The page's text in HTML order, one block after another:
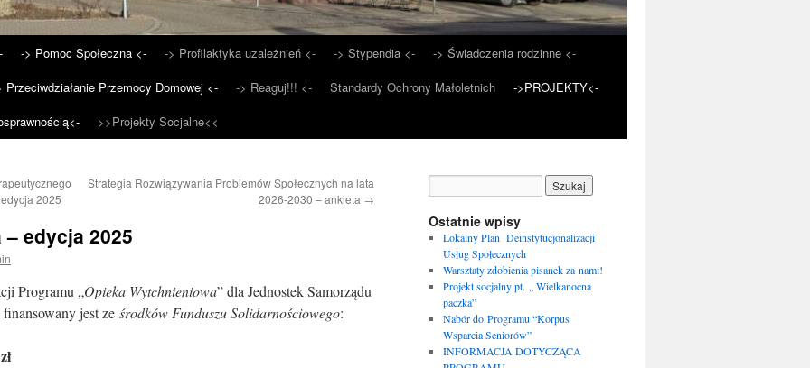
-> Pomoc Społeczna <- -> Profilaktyka uzależnień <- -> Stypendia <-
-> Świadczenia rodzinne <-
Przeciwdziałanie Przemocy Domowej <- -> Reaguj!!! <- Standardy Ochrony Małoletnich
->PROJEKTY<-
>>Projekty Socjalne<<
2025
Strategia Rozwiązywania Problemów Społecznych na lata
2026-2030 – ankieta →
edycja 2025
Programu „Opieka Wytchnieniowa” dla Jednostek Samorządu
jest ze środków Funduszu Solidarnościowego:
Ostatnie wpisy
Lokalny Plan Deinstytucjonalizacji
Usług Społecznych
Warsztaty zdobienia pisanek za nami!
Projekt socjalny pt. „ Wielkanocna
paczka”
Nabór do Programu “Korpus
Wsparcia Seniorów”
INFORMACJA DOTYCZĄCA